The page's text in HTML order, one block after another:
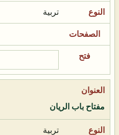
تربية
مفتاح باب الريان
تربية